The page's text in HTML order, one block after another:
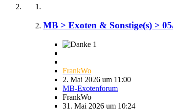
MB > Exoten & Sonstige(s) >
1
FrankWo
2. Mai 2026 um 11:00
MB-Exotenforum
FrankWo
31. Mai 2026 um 10:24